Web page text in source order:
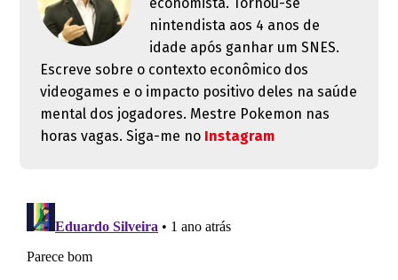
nintendista aos 4 anos de
idade após ganhar um SNES.
Escreve sobre o contexto econômico dos
videogames e o impacto positivo deles na saúde
mental dos jogadores. Mestre Pokemon nas
horas vagas. Siga-me no Instagram